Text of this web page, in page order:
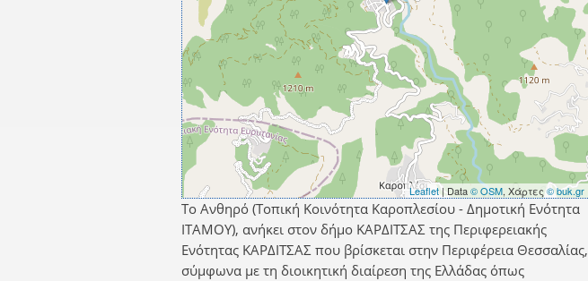
Leaflet| Data© OSM, Χάρτες© buk.gr
Το Ανθηρό (Τοπική Κοινότητα Καροπλεσίου - Δημοτική Ενότητα
ΙΤΑΜΟΥ), ανήκει στον δήμο ΚΑΡΔΙΤΣΑΣ της Περιφερειακής
Ενότητας ΚΑΡΔΙΤΣΑΣ που βρίσκεται στην Περιφέρεια Θεσσαλίας,
σύμφωνα με τη διοικητική διαίρεση της Ελλάδας όπως